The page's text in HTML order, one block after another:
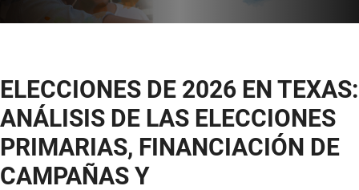
ELECCIONES DE 2026 EN TEXAS:
ANÁLISIS DE LAS ELECCIONES
PRIMARIAS, FINANCIACIÓN DE
CAMPAÑAS Y